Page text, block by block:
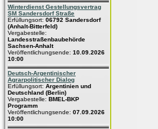
Winterdienst Gestellungsvertrag
SM Sandersdorf Straße
Erfüllungsort: 06792 Sandersdorf
(Anhalt-Bitterfeld)
Vergabestelle:
Landesstraßenbaubehörde
Sachsen-Anhalt
Veröffentlichungsende: 10.09.2026
10:00
Deutsch-Argentinischer
Agrarpolitischer Dialog
Erfüllungsort: Argentinien und
Deutschland (Berlin)
Vergabestelle: BMEL-BKP
Programm
Veröffentlichungsende: 07.09.2026
10:00